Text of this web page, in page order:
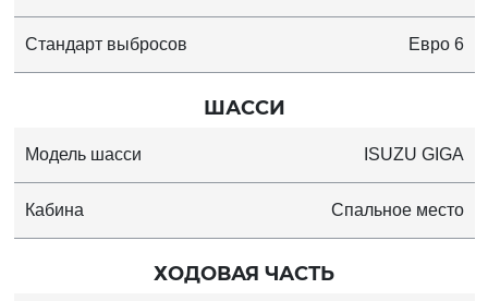
Стандарт выбросов Евро 6
ШАССИ
Модель шасси ISUZU GIGA
Кабина Спальное место
ХОДОВАЯ ЧАСТЬ